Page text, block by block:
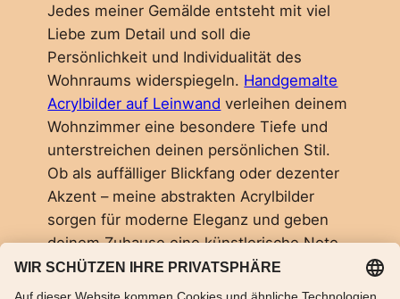
Jedes meiner Gemälde entsteht mit viel
Liebe zum Detail und soll die
Persönlichkeit und Individualität des
Wohnraums widerspiegeln. Handgemalte
Acrylbilder auf Leinwand verleihen deinem
Wohnzimmer eine besondere Tiefe und
unterstreichen deinen persönlichen Stil.
Ob als auffälliger Blickfang oder dezenter
Akzent – meine abstrakten Acrylbilder
sorgen für moderne Eleganz und geben
deinem Zuhause eine künstlerische Note.
Die Verbindung aus pastosen
Farbaufträgen und plastischen Effekten